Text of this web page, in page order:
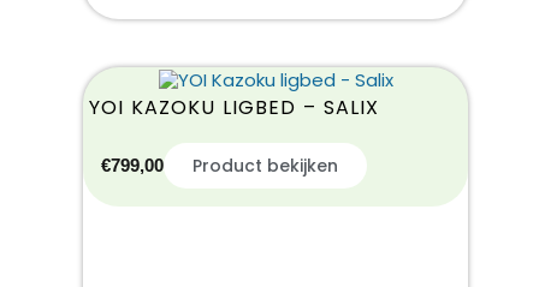
YOI KAZOKU LIGBED – SALIX
€799,00 Product bekijken